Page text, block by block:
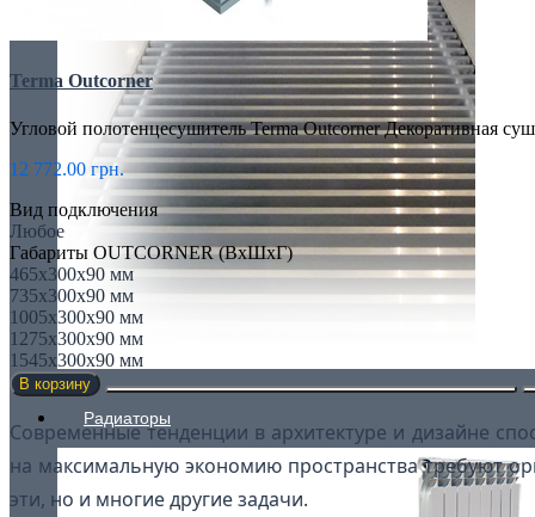
Радиаторы
Terma Outcorner
Угловой полотенцесушитель Terma Outcorner Декоративная
12 772.00 грн.
Вид подключения
Любое
Габариты OUTCORNER (ВхШхГ)
465x300x90 мм
735x300x90 мм
1005x300x90 мм
1275x300x90 мм
1545x300x90 мм
В корзину
Современные тенденции в архитектуре и дизайне
на максимальную экономию пространства требуют
эти, но и многие другие задачи.